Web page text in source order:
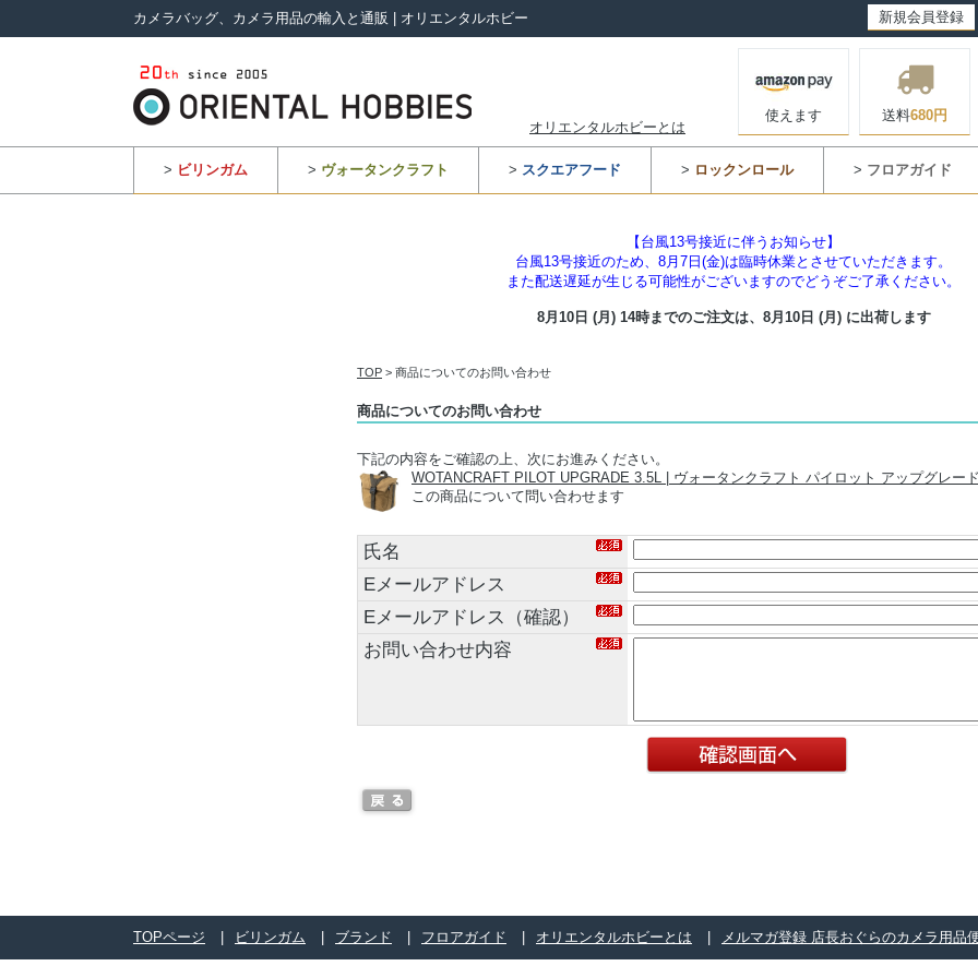
カメラバッグ、カメラ用品の輸入と通販 | オリエンタルホビー 新規会員登録
オリエンタルホビーとは
使えます 送料680円
> ビリンガム > ヴォータンクラフト > スクエアフード > ロックンロール > フロアガイド
【台風13号接近に伴うお知らせ】
台風13号接近のため、8月7日(金)は臨時休業とさせていただきます。
また配送遅延が生じる可能性がございますのでどうぞご了承ください。
8月10日 (月) 14時までのご注文は、 8月10日 (月) に出荷します
TOP > 商品についてのお問い合わせ
商品についてのお問い合わせ
下記の内容をご確認の上、次にお進みください。
WOTANCRAFT PILOT UPGRADE 3.5L | ヴォータンクラフト パイロット アップグレー
この商品について問い合わせます
氏名
Eメールアドレス
Eメールアドレス（確認）
お問い合わせ内容
TOPページ ビリンガム ブランド フロアガイド オリエンタルホビーとは メルマガ登録 店長おぐらのカメラ用品